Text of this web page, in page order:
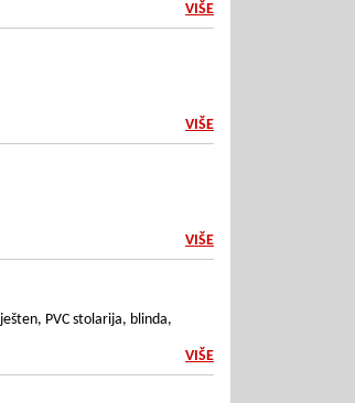
VIŠE
VIŠE
VIŠE
PVC stolarija, blinda,
VIŠE